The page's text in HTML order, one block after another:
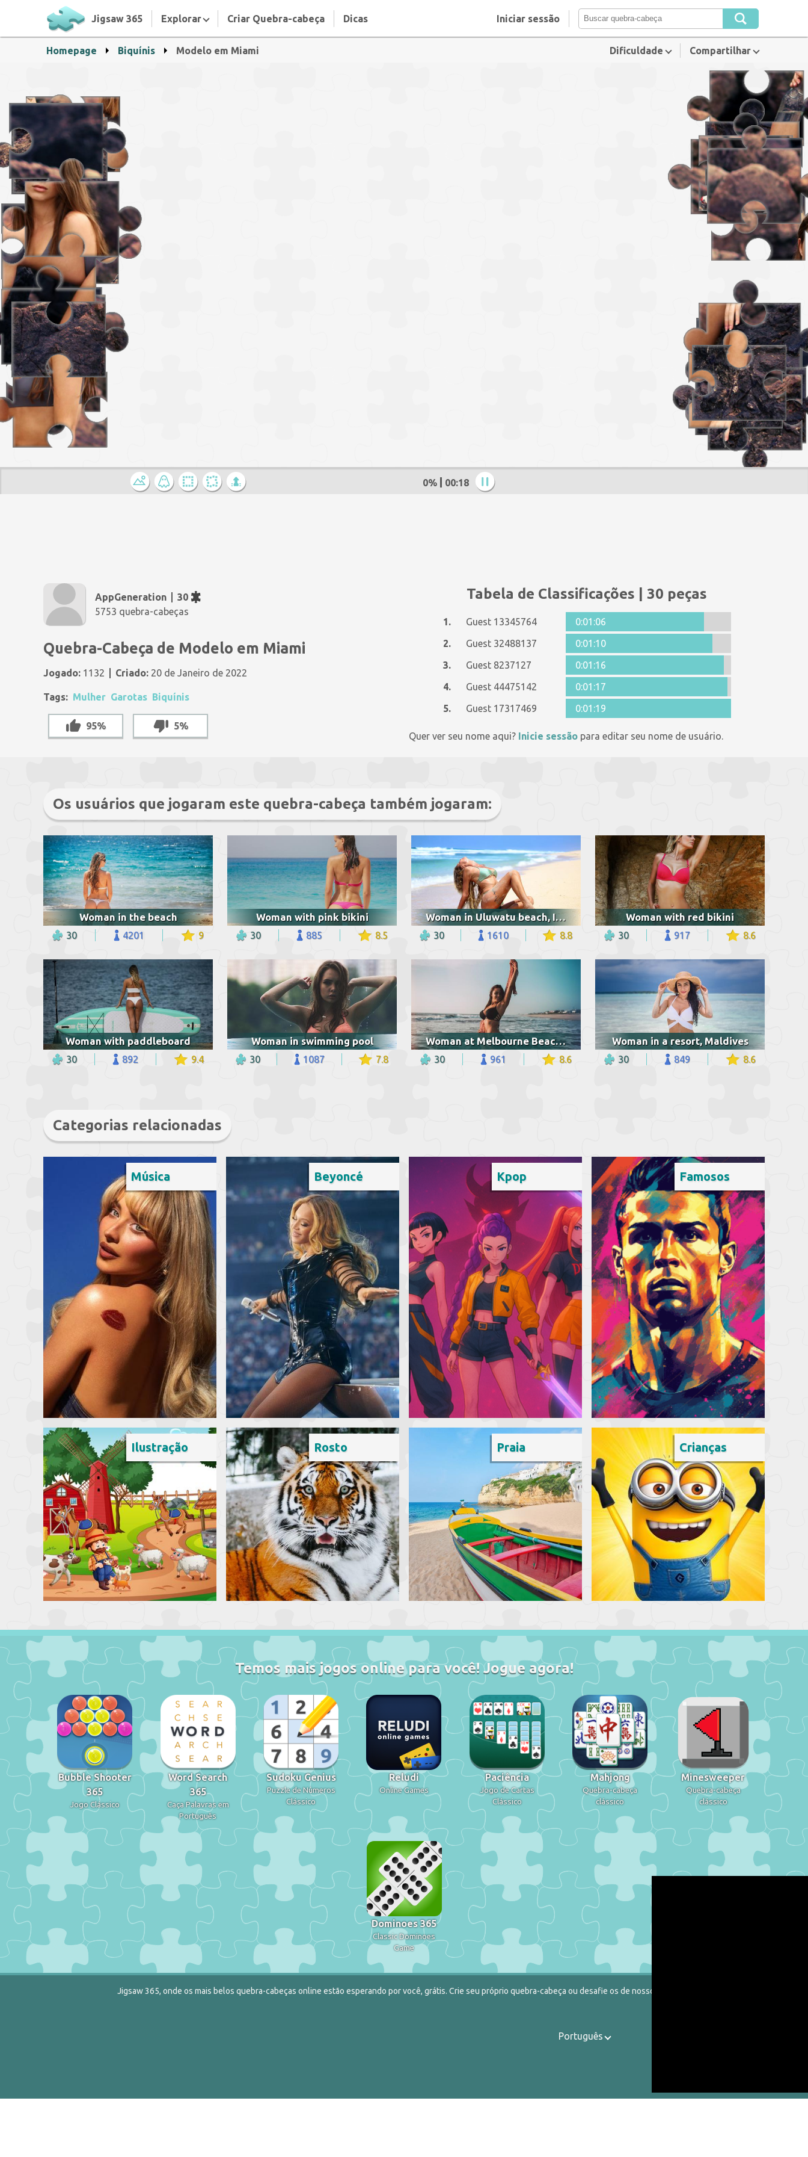
Jigsaw 365 Explorar Criar Quebra-cabeça Dicas Iniciar sessão
Homepage Biquínis Modelo em Miami Dificuldade Compartilhar
0% 00:19
AppGeneration
30
5753 quebra-cabeças
Quebra-Cabeça de Modelo em Miami
Jogado: 1132 Criado: 20 de Janeiro de 2022
Tags: Mulher Garotas Biquínis
95% 5%
Tabela de Classificações | 30 peças
1. Guest 13345764
0:01:06
2.
Guest 32488137
0:01:10
3.
Guest 8237127
0:01:16
4.
Guest 44475142
0:01:17
5.
Guest 17317469 0:01:19
Quer ver seu nome aqui? Inicie sessão para editar seu nome de usuário.
Os usuários que jogaram este quebra-cabeça também jogaram:
Woman in the beach
30 4201 9
Woman with pink bikini
30 885 8.5
Woman in Uluwatu beach, Indonesia
30 1610 8.8
Woman with red bikini
30 917 8.6
Woman with paddleboard
30 892 9.4
Woman in swimming pool
30 1087 7.8
Woman at Melbourne Beach, United States
30 961 8.6
Woman in a resort, Maldives
30 849 8.6
Categorias relacionadas
Música Beyoncé Kpop Famosos
Ilustração Rosto Praia Crianças
Temos mais jogos online para você! Jogue agora!
Bubble Shooter
365
Jogo Clássico
Word Search
365
Caça Palavras em
Português
Sudoku Genius
Puzzle de Números
Clássico
Reludi
Online Games
Paciência
Jogo de Cartas
Clássico
Mahjong
Quebra-cabeça
clássico
Minesweeper
Quebra-cabeça
clássico
Dominoes 365
Classic Dominoes
Game
Jigsaw 365, onde os mais belos quebra-cabeças online estão esperando por você, grátis. Crie seu próprio quebra-cabeça ou desafie os de nosso catálogo.
Português